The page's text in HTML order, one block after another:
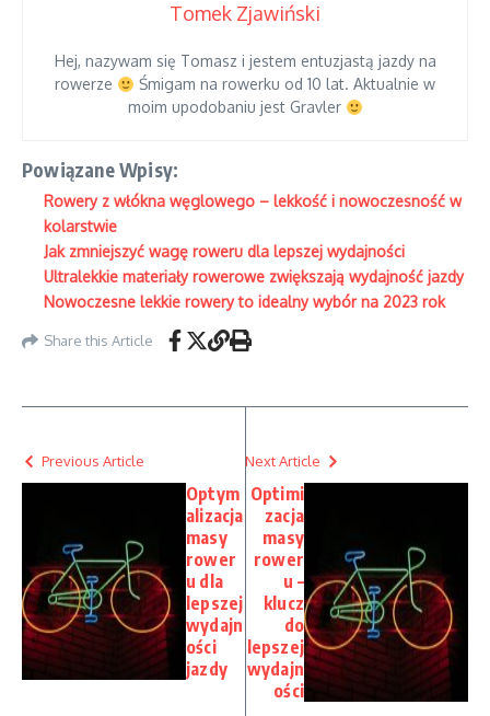
Tomek Zjawiński
Hej, nazywam się Tomasz i jestem entuzjastą jazdy na
rowerze
Śmigam na rowerku od 10 lat. Aktualnie w
moim upodobaniu jest Gravler
Powiązane Wpisy:
Rowery z włókna węglowego – lekkość i nowoczesność w
kolarstwie
Jak zmniejszyć wagę roweru dla lepszej wydajności
Ultralekkie materiały rowerowe zwiększają wydajność jazdy
Nowoczesne lekkie rowery to idealny wybór na 2023 rok
Share this Article
Previous Article
Optym
alizacja
masy
rower
u dla
lepszej
wydajn
ości
jazdy
Next Article
Optimi
zacja
masy
rower
u –
klucz
do
lepszej
wydajn
ości